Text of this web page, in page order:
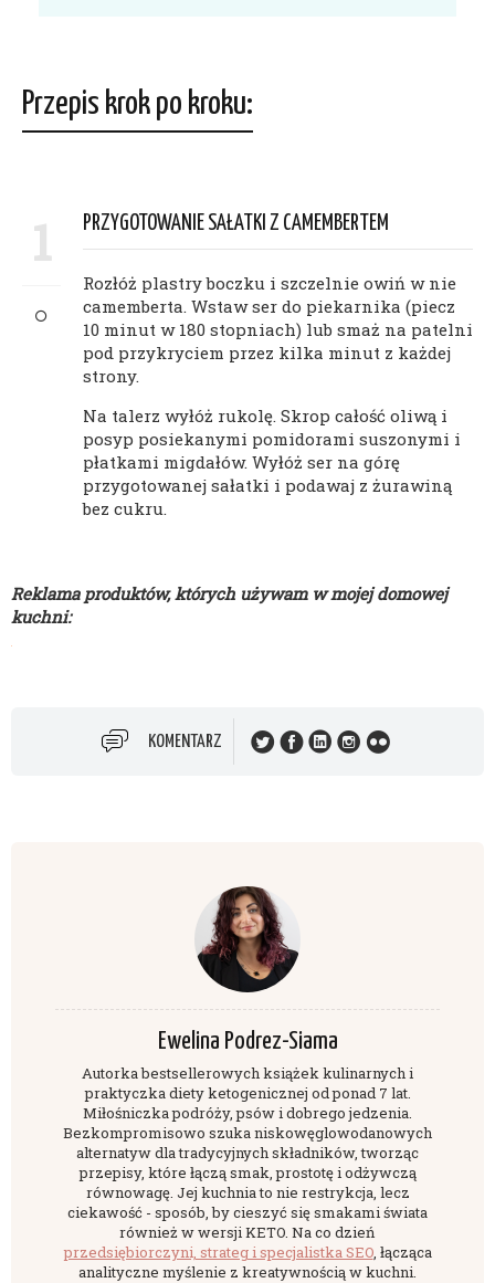
Przepis krok po kroku:
1 PRZYGOTOWANIE SAŁATKI Z CAMEMBERTEM
Rozłóż plastry boczku i szczelnie owiń w nie
camemberta. Wstaw ser do piekarnika (piecz
10 minut w 180 stopniach) lub smaż na patelni
pod przykryciem przez kilka minut z każdej
strony.
Na talerz wyłóż rukolę. Skrop całość oliwą i
posyp posiekanymi pomidorami suszonymi i
płatkami migdałów. Wyłóż ser na górę
przygotowanej sałatki i podawaj z żurawiną
bez cukru.
Reklama produktów, których używam w mojej domowej
kuchni:
KOMENTARZ
Ewelina Podrez-Siama
Autorka bestsellerowych książek kulinarnych i
praktyczka diety ketogenicznej od ponad 7 lat.
Miłośniczka podróży, psów i dobrego jedzenia.
Bezkompromisowo szuka niskowęglowodanowych
alternatyw dla tradycyjnych składników, tworząc
przepisy, które łączą smak, prostotę i odżywczą
równowagę. Jej kuchnia to nie restrykcja, lecz
ciekawość - sposób, by cieszyć się smakami świata
również w wersji KETO. Na co dzień
przedsiębiorczyni, strateg i specjalistka SEO, łącząca
analityczne myślenie z kreatywnością w kuchni.